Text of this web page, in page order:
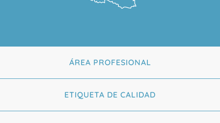
ÁREA PROFESIONAL
ETIQUETA DE CALIDAD